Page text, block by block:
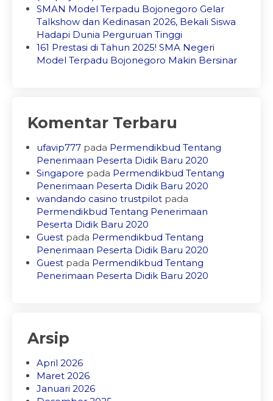
SMAN Model Terpadu Bojonegoro Gelar
Talkshow dan Kedinasan 2026, Bekali Siswa
Hadapi Dunia Perguruan Tinggi
161 Prestasi di Tahun 2025! SMA Negeri
Model Terpadu Bojonegoro Makin Bersinar
Komentar Terbaru
ufavip777 pada Permendikbud Tentang
Penerimaan Peserta Didik Baru 2020
Singapore pada Permendikbud Tentang
Penerimaan Peserta Didik Baru 2020
wandando casino trustpilot pada
Permendikbud Tentang Penerimaan
Peserta Didik Baru 2020
Guest pada Permendikbud Tentang
Penerimaan Peserta Didik Baru 2020
Guest pada Permendikbud Tentang
Penerimaan Peserta Didik Baru 2020
Arsip
April 2026
Maret 2026
Januari 2026